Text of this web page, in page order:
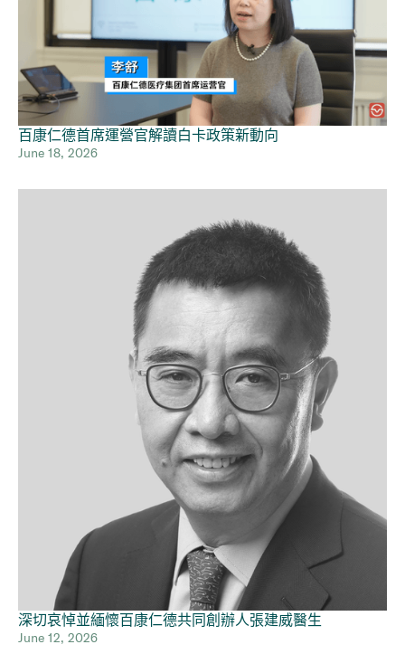
百康仁德首席運營官解讀白卡政策新動向
June 18, 2026
深切哀悼並緬懷百康仁德共同創辦人張建威醫生
June 12, 2026